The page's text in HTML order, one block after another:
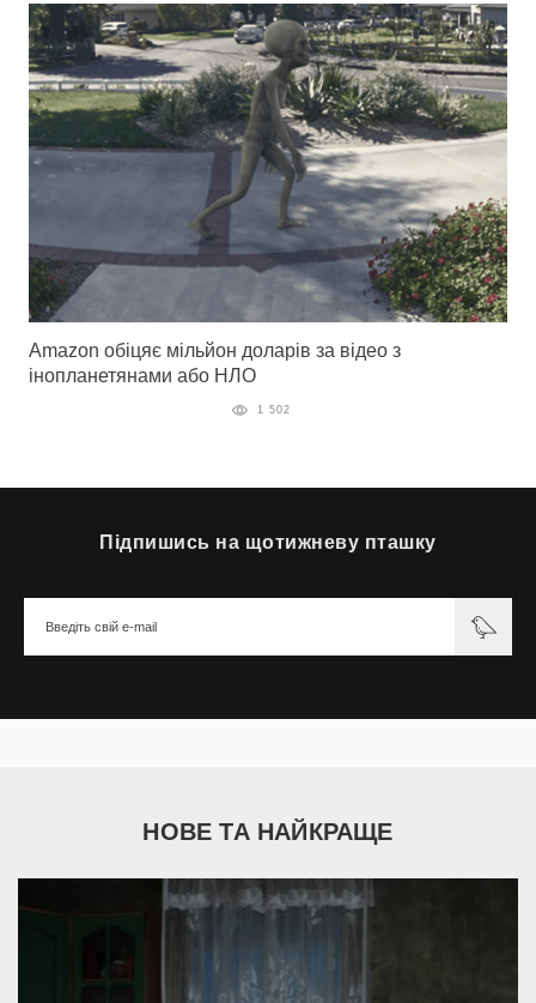
Amazon обіцяє мільйон доларів за відео з
інопланетянами або НЛО
1 502
Підпишись на щотижневу пташку
НОВЕ ТА НАЙКРАЩЕ